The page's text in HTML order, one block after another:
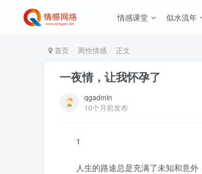
情感课堂 似水流年
首页 两性情感 正文
一夜情，让我怀孕了
qgadmin
10个月前发布
1
人生的路途总是充满了未知和意外